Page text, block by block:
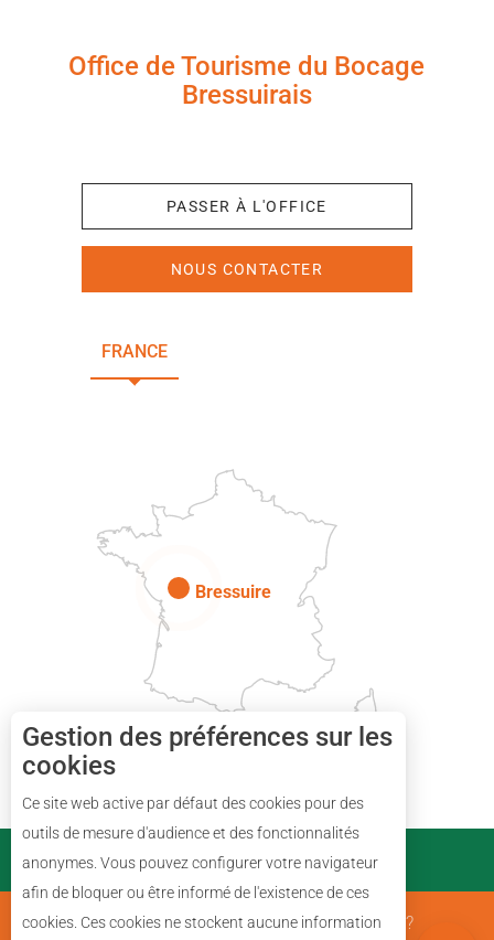
Tarifs
Carte
Office de Tourisme du Bocage
Bressuirais
PASSER À L'OFFICE
NOUS CONTACTER
FRANCE
Bressuire
PARTENAIRES
Mentions Légales Qui sommes nous ?
Gestion des préférences sur les
cookies
Ce site web active par défaut des cookies pour des
outils de mesure d'audience et des fonctionnalités
anonymes. Vous pouvez configurer votre navigateur
afin de bloquer ou être informé de l'existence de ces
cookies. Ces cookies ne stockent aucune information